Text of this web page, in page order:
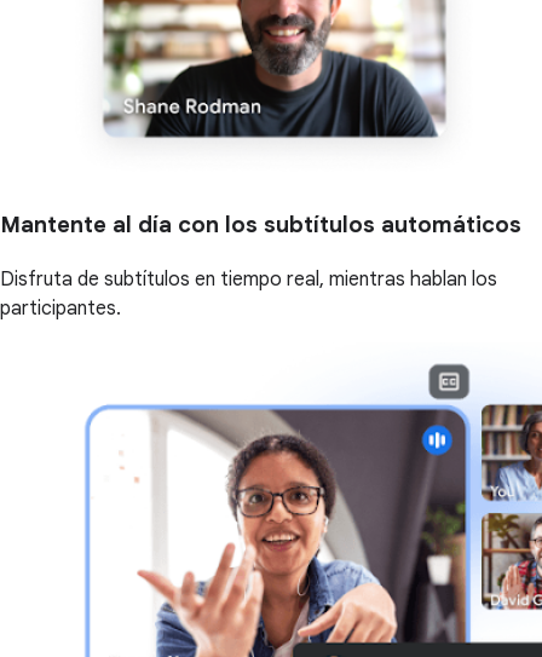
Mantente al día con los subtítulos automáticos
Disfruta de subtítulos en tiempo real, mientras hablan los
participantes.